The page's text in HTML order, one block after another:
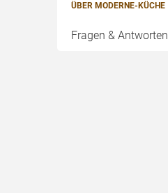
ÜBER MODERNE-KÜCHE
Fragen & Antworten